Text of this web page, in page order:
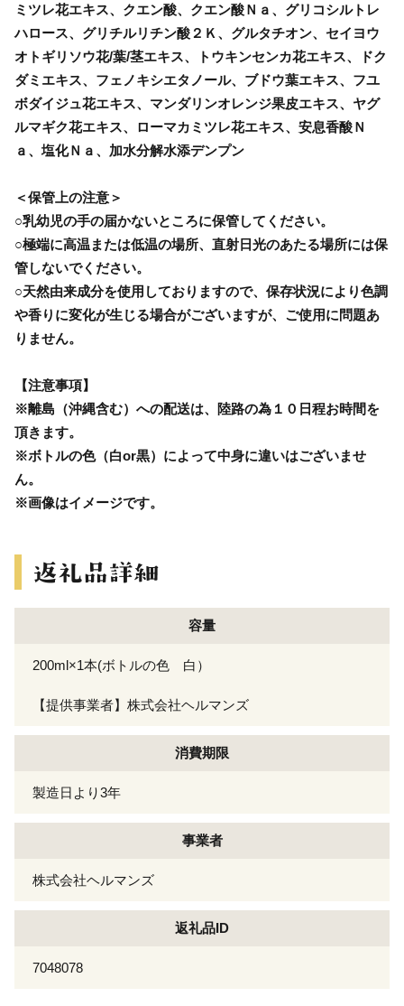
ミツレ花エキス、クエン酸、クエン酸Ｎａ、グリコシルトレ
ハロース、グリチルリチン酸２Ｋ、グルタチオン、セイヨウ
オトギリソウ花/葉/茎エキス、トウキンセンカ花エキス、ドク
ダミエキス、フェノキシエタノール、ブドウ葉エキス、フユ
ボダイジュ花エキス、マンダリンオレンジ果皮エキス、ヤグ
ルマギク花エキス、ローマカミツレ花エキス、安息香酸Ｎ
ａ、塩化Ｎａ、加水分解水添デンプン
＜保管上の注意＞
○乳幼児の手の届かないところに保管してください。
○極端に高温または低温の場所、直射日光のあたる場所には保
管しないでください。
○天然由来成分を使用しておりますので、保存状況により色調
や香りに変化が生じる場合がございますが、ご使用に問題あ
りません。
【注意事項】
※離島（沖縄含む）への配送は、陸路の為１０日程お時間を
頂きます。
※ボトルの色（白or黒）によって中身に違いはございませ
ん。
※画像はイメージです。
容量
200ml×1本(ボトルの色 白）
【提供事業者】株式会社ヘルマンズ
消費期限
製造日より3年
事業者
株式会社ヘルマンズ
返礼品ID
7048078